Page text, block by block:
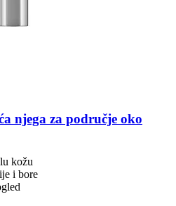
njega za područje oko
kožu
i bore